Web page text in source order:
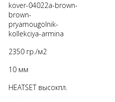
kover-04022a-brown-
brown-
pryamougolnik-
kollekciya-armina
2350 гр./м2
10 мм
HEATSET высокпл.